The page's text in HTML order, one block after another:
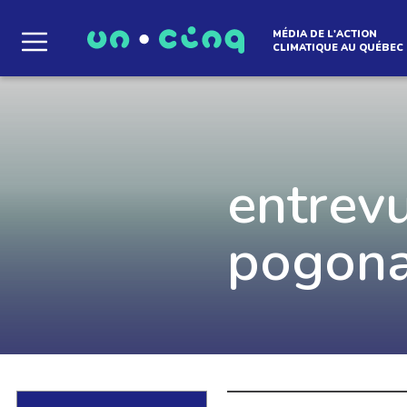
Le média qui
Que des solutions concrètes et inspirantes.
notre infolettre pour découvrir des initiatives
qui créent le mouvement.
EN SAVOIR +
MÉDIA DE L'ACTION
CLIMATIQUE AU QUÉBEC